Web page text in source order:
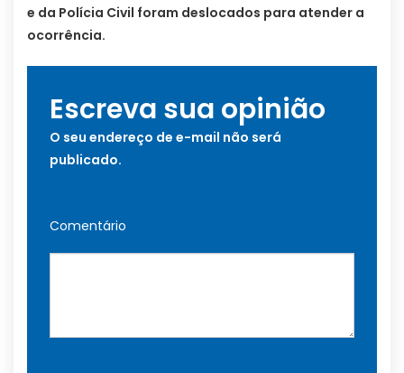
e da Polícia Civil foram deslocados para atender a
ocorrência.
Escreva sua opinião
O seu endereço de e-mail não será
publicado.
Comentário